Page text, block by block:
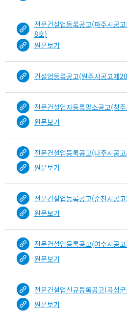
전문건설업등록공고(파주시공
8호)
원문보기
건설업등록공고(원주시공고제
전문건설업자등록말소공고(청
원문보기
전문건설업등록공고(나주시공
원문보기
전문건설업등록공고(순천시공
원문보기
전문건설업등록공고(여수시공
원문보기
전문건설업신규등록공고(곡성
원문보기